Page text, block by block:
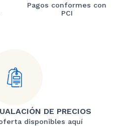
Pagos conformes con
PCI
DE PRECIOS
disponibles aquí